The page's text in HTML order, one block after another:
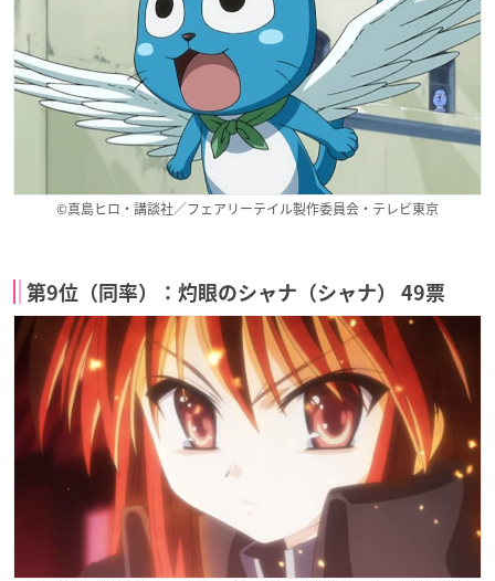
©真島ヒロ・講談社／フェアリーテイル製作委員会・テレビ東京
第9位（同率）：灼眼のシャナ（シャナ） 49票